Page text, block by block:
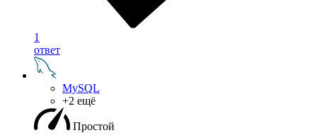
1
ответ
MySQL
+2 ещё
Простой